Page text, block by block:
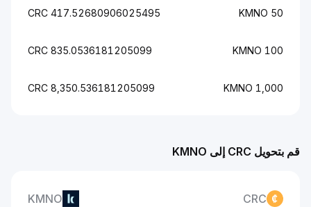
50 KMNO
417.52680906025495 CRC
100 KMNO
835.0536181205099 CRC
1,000 KMNO
8,350.536181205099 CRC
قم بتحويل CRC إلى KMNO
CRC
KMNO